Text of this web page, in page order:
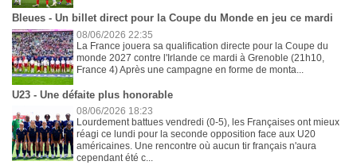
Bleues - Un billet direct pour la Coupe du Monde en jeu ce mardi
08/06/2026 22:35
La France jouera sa qualification directe pour la Coupe du
monde 2027 contre l'Irlande ce mardi à Grenoble (21h10,
France 4) Après une campagne en forme de monta...
U23 - Une défaite plus honorable
08/06/2026 18:23
Lourdement battues vendredi (0-5), les Françaises ont mieux
réagi ce lundi pour la seconde opposition face aux U20
américaines. Une rencontre où aucun tir français n'aura
cependant été c...